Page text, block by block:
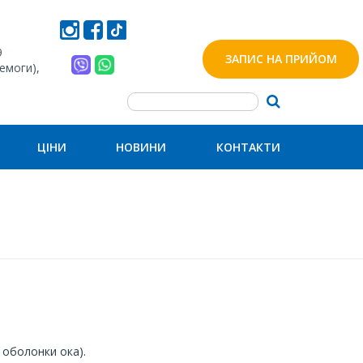
ЗАПИС НА ПРИЙОМ
ЦІНИ НОВИНИ КОНТАКТИ
оболонки ока).